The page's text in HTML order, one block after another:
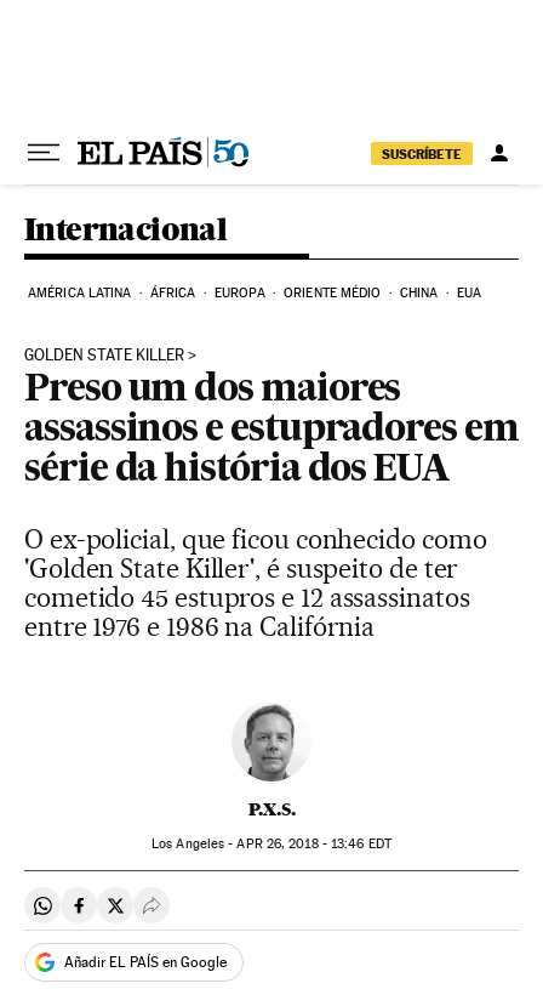
SUSCRÍBETE
Internacional
AMÉRICA LATINA ÁFRICA EUROPA ORIENTE MÉDIO CHINA EUA
GOLDEN STATE KILLER
Preso um dos maiores
assassinos e estupradores em
série da história dos EUA
O ex-policial, que ficou conhecido como
'Golden State Killer', é suspeito de ter
cometido 45 estupros e 12 assassinatos
entre 1976 e 1986 na Califórnia
P.X.S.
Los Angeles -APR26, 2018 - 13:46 EDT
Compartir en Whatsapp
Compartir en Facebook
Compartir en Twitter
Desplegar Redes Sociales
Añadir EL PAÍS en Google